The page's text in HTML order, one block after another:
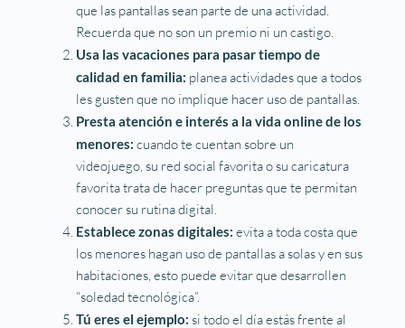
que las pantallas sean parte de una actividad.
Recuerda que no son un premio ni un castigo.
Usa las vacaciones para pasar tiempo de
calidad en familia: planea actividades que a todos
les gusten que no implique hacer uso de pantallas.
Presta atención e interés a la vida online de los
menores: cuando te cuentan sobre un
videojuego, su red social favorita o su caricatura
favorita trata de hacer preguntas que te permitan
conocer su rutina digital.
Establece zonas digitales: evita a toda costa que
los menores hagan uso de pantallas a solas y en sus
habitaciones, esto puede evitar que desarrollen
“soledad tecnológica”.
Tú eres el ejemplo: si todo el día estás frente al